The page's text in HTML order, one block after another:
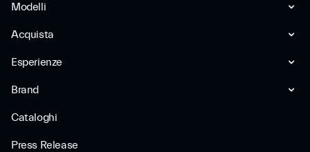
Modelli
Acquista
Esperienze
Brand
Cataloghi
Press Release